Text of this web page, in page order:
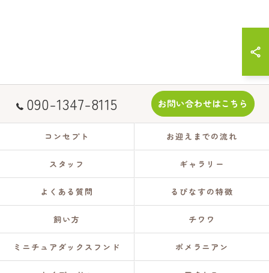
090-1347-8115 お問い合わせはこちら
コンセプト お迎えまでの流れ
スタッフ ギャラリー
よくある質問 るぴなすの特徴
飼い方 チワワ
ミニチュアダックスフンド ポメラニアン